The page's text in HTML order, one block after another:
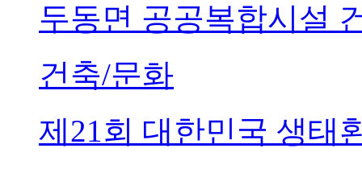
두동면 공공복합시설
건축/문화
제21회 대한민국 생태